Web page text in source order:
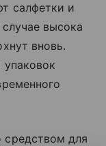
салфетки и
высока
вновь.
для